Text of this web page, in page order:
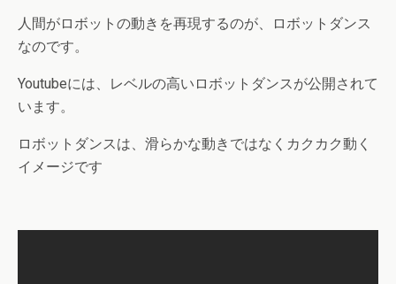
人間がロボットの動きを再現するのが、ロボットダンス
なのです。
Youtubeには、レベルの高いロボットダンスが公開されて
います。
ロボットダンスは、滑らかな動きではなくカクカク動く
イメージです